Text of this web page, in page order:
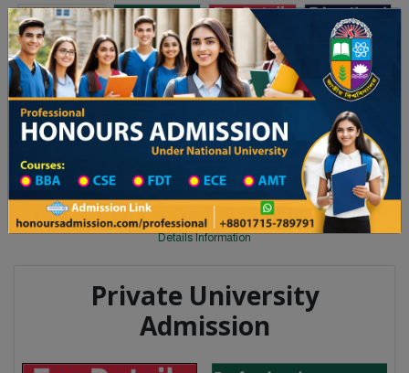
Toggle navigation অনার্স ভর্তি প্রফেশনাল অনার্স
Updates
২৬ শিক্ষাবর্ষের ১ম বর্ষের ভর্তি আবেদন বিজ্ঞপ্তি ঢাকা বিশ্ববিদ্যালয় ২০২৫-২৬
University College All Division
University College District Wise
University College in Khulna
Details Information
Private University
Admission